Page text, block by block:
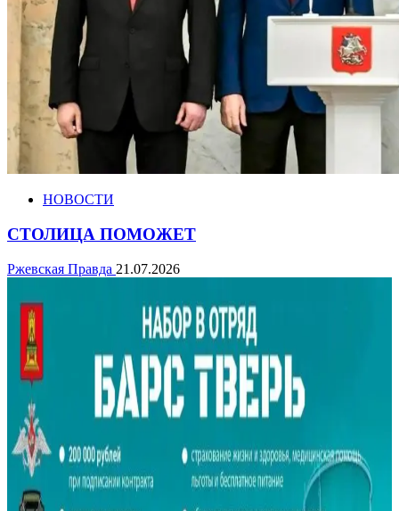
НОВОСТИ
СТОЛИЦА ПОМОЖЕТ
Ржевская Правда 21.07.2026